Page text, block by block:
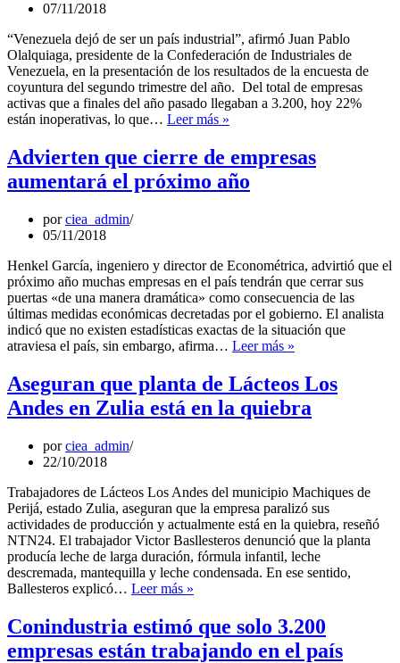
menos
20%
de
su
capacidad
07/11/2018
“Venezuela dejó de ser un país industrial”, afirmó Juan Pablo
Olalquiaga, presidente de la Confederación de Industriales de
Venezuela, en la presentación de los resultados de la encuesta de
coyuntura del segundo trimestre del año. Del total de empresas
activas que a finales del año pasado llegaban a 3.200, hoy 22%
están inoperativas, lo que… Leer más »
dejaron
de
de
3.200
empresas
Advierten que cierre de empresas
aumentará el próximo año
porciea_admin
05/11/2018
Henkel García, ingeniero y director de Econométrica, advirtió que el
próximo año muchas empresas en el país tendrán que cerrar sus
puertas «de una manera dramática» como consecuencia de las
últimas medidas económicas decretadas por el gobierno. El analista
indicó que no existen estadísticas exactas de la situación que
atraviesa el país, sin embargo, afirma… Leer más »
cierre
de
empresas
Aseguran que planta de Lácteos Los
Andes en Zulia está en la quiebra
porciea_admin
22/10/2018
Trabajadores de Lácteos Los Andes del municipio Machiques de
Perijá, estado Zulia, aseguran que la empresa paralizó sus
actividades de producción y actualmente está en la quiebra, reseñó
NTN24. El trabajador Victor Basllesteros denunció que la planta
producía leche de larga duración, fórmula infantil, leche
descremada, mantequilla y leche condensada. En ese sentido,
Ballesteros explicó… Leer más »
planta
de
Lácteos
Conindustria estimó que solo 3.200
empresas están trabajando en el país